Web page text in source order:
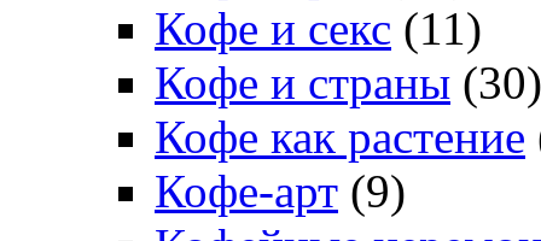
Кофе и секс (11)
Кофе и страны (30)
Кофе как растение
Кофе-арт (9)